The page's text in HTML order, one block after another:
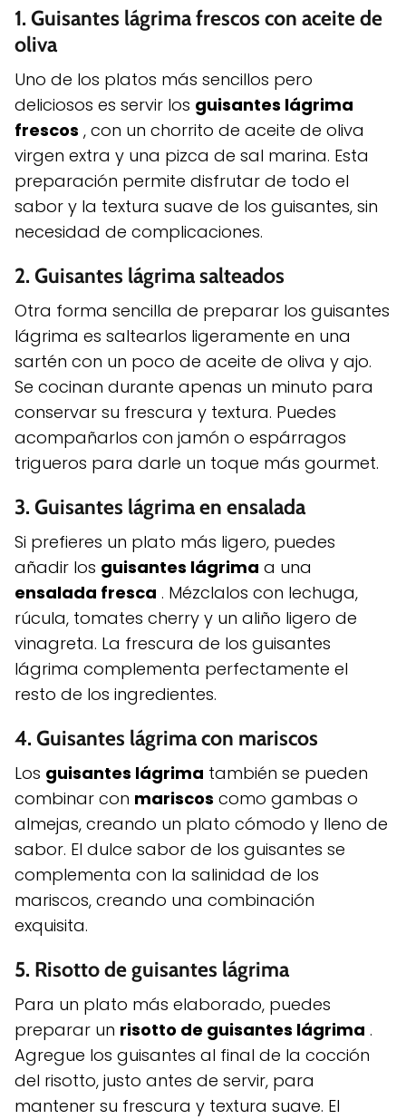
1. Guisantes lágrima frescos con aceite de
oliva
Uno de los platos más sencillos pero
deliciosos es servir los guisantes lágrima
frescos , con un chorrito de aceite de oliva
virgen extra y una pizca de sal marina. Esta
preparación permite disfrutar de todo el
sabor y la textura suave de los guisantes, sin
necesidad de complicaciones.
2. Guisantes lágrima salteados
Otra forma sencilla de preparar los guisantes
lágrima es saltearlos ligeramente en una
sartén con un poco de aceite de oliva y ajo.
Se cocinan durante apenas un minuto para
conservar su frescura y textura. Puedes
acompañarlos con jamón o espárragos
trigueros para darle un toque más gourmet.
3. Guisantes lágrima en ensalada
Si prefieres un plato más ligero, puedes
añadir los guisantes lágrima a una
ensalada fresca . Mézclalos con lechuga,
rúcula, tomates cherry y un aliño ligero de
vinagreta. La frescura de los guisantes
lágrima complementa perfectamente el
resto de los ingredientes.
4. Guisantes lágrima con mariscos
Los guisantes lágrima también se pueden
combinar con mariscos como gambas o
almejas, creando un plato cómodo y lleno de
sabor. El dulce sabor de los guisantes se
complementa con la salinidad de los
mariscos, creando una combinación
exquisita.
5. Risotto de guisantes lágrima
Para un plato más elaborado, puedes
preparar un risotto de guisantes lágrima .
Agregue los guisantes al final de la cocción
del risotto, justo antes de servir, para
mantener su frescura y textura suave. El